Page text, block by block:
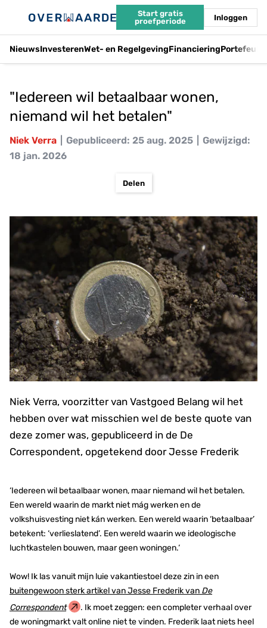
Start gratis
proefperiode
Inloggen
NieuwsInvesterenWet- en RegelgevingFinanciering
"Iedereen wil betaalbaar wonen,
niemand wil het betalen"
Niek Verra Gepubliceerd: 25 aug. 2025
Gewijzigd:
18 jan. 2026
Delen
Niek Verra, voorzitter van Vastgoed Belang wil het
hebben over wat misschien wel de beste quote van
deze zomer was, gepubliceerd in de De
Correspondent, opgetekend door Jesse Frederik
‘Iedereen wil betaalbaar wonen, maar niemand wil het betalen.
Een wereld waarin de markt niet mág werken en de
volkshuisvesting niet kán werken. Een wereld waarin ‘betaalbaar’
betekent: ‘verlieslatend’. Een wereld waarin we ideologische
luchtkastelen bouwen, maar geen woningen.‘
Wow! Ik las vanuit mijn luie vakantiestoel deze zin in een
buitengewoon sterk artikel van Jesse Frederik van De
Correspondent
. Ik moet zeggen: een completer verhaal over
de woningmarkt valt online niet te vinden. Frederik laat niets heel